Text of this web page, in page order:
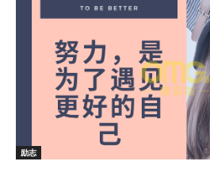
励志